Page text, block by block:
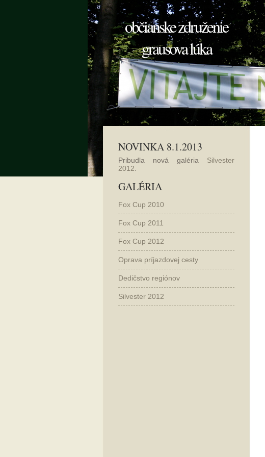
občianske združenie
grausova lúka
NOVINKA 8.1.2013
Pribudla nová galéria Silvester
2012
GALÉRIA
Fox Cup 2010
Fox Cup 2011
Fox Cup 2012
Oprava príjazdovej cesty
Dedičstvo regiónov
Silvester 2012